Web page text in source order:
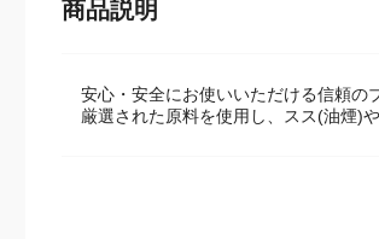
商品説明
安心・安全にお使いいただける信頼の
厳選された原料を使用し、スス(油煙)